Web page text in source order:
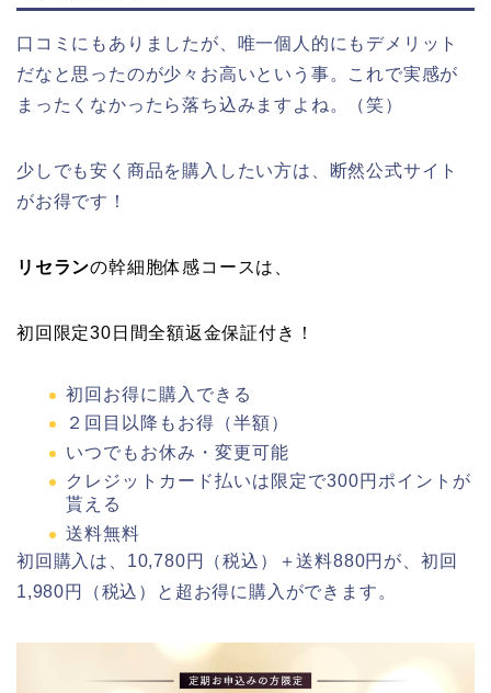
口コミにもありましたが、唯一個人的にもデメリット
だなと思ったのが少々お高いという事。これで実感が
まったくなかったら落ち込みますよね。（笑）
少しでも安く商品を購入したい方は、断然公式サイト
がお得です！
リセランの幹細胞体感コースは、
初回限定30日間全額返金保証付き！
初回お得に購入できる
２回目以降もお得（半額）
いつでもお休み・変更可能
クレジットカード払いは限定で300円ポイントが
貰える
送料無料
初回購入は、10,780円（税込）＋送料880円が、初回
1,980円（税込）と超お得に購入ができます。